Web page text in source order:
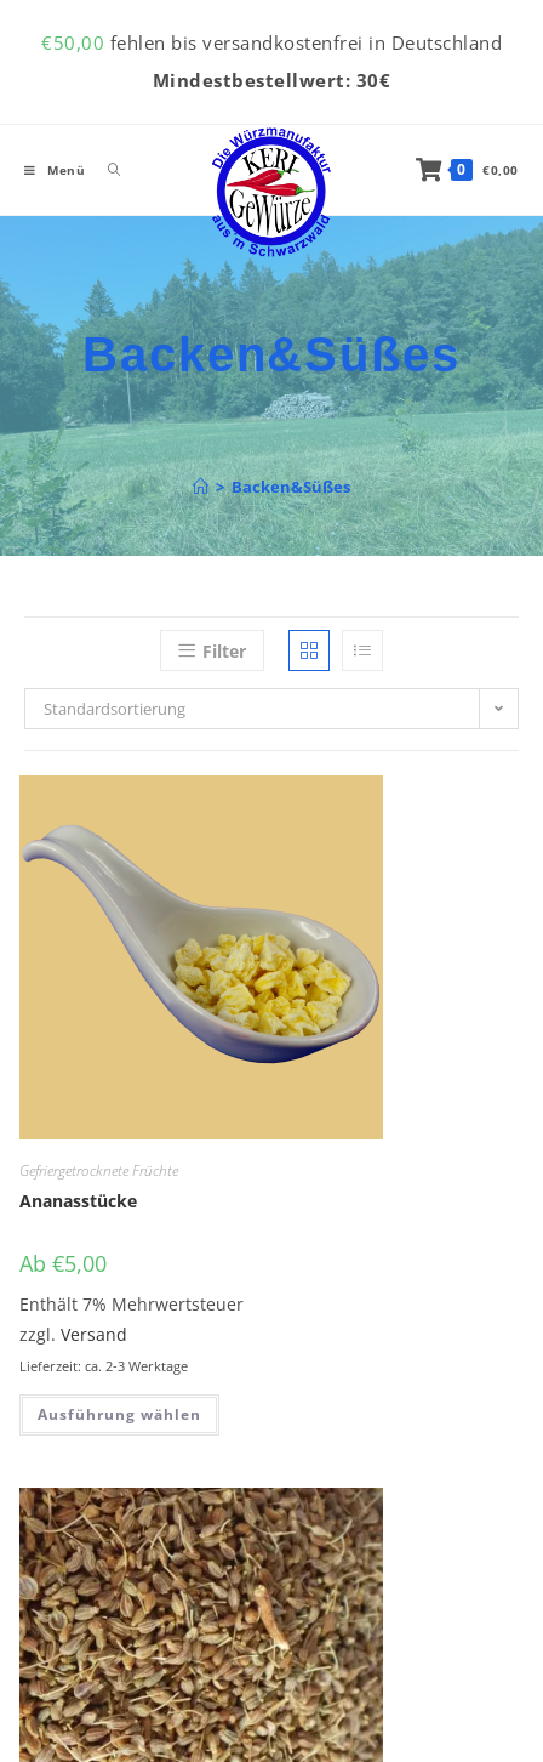
€50,00 fehlen bis versandkostenfrei in Deutschland
Mindestbestellwert: 30€
Menü 0 €0,00
Backen&Süßes
> Backen&Süßes
Filter
Standardsortierung
Gefriergetrocknete Früchte
Ananasstücke
Ab €5,00
Enthält 7% Mehrwertsteuer
zzgl.Versand
Lieferzeit: ca. 2-3 Werktage
Ausführung wählen
Dieses Produkt weist mehrere